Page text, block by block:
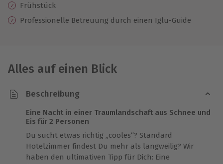
Frühstück
Professionelle Betreuung durch einen Iglu-Guide
Alles auf einen Blick
Beschreibung
Eine Nacht in einer Traumlandschaft aus Schnee und
Eis für 2 Personen
Du sucht etwas richtig „cooles“? Standard
Hotelzimmer findest Du mehr als langweilig? Wir
haben den ultimativen Tipp für Dich: Eine